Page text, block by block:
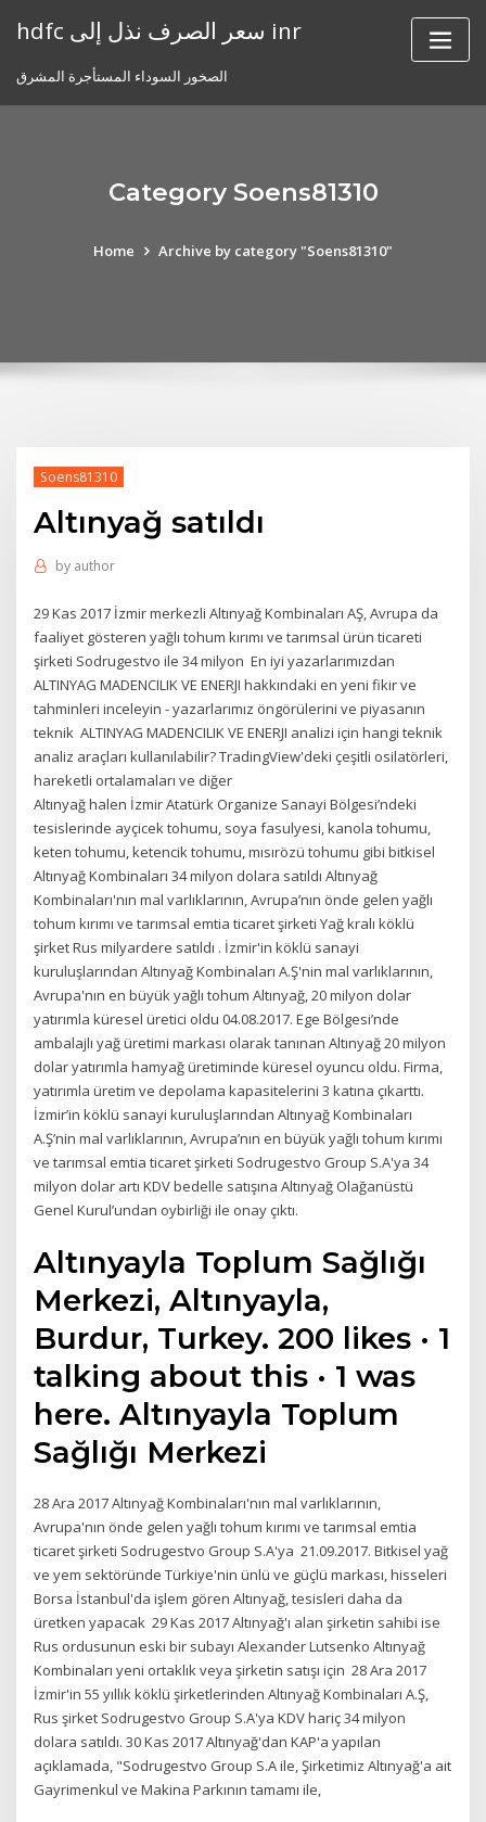
hdfc سعر الصرف نذل إلى inr
الصخور السوداء المستأجرة المشرق
Category Soens81310
Home Archive by category "Soens81310"
Soens81310
Altınyağ satıldı
by author
29 Kas 2017 İzmir merkezli Altınyağ Kombinaları AŞ, Avrupa da
faaliyet gösteren yağlı tohum kırımı ve tarımsal ürün ticareti
şirketi Sodrugestvo ile 34 milyon En iyi yazarlarımızdan
ALTINYAG MADENCILIK VE ENERJI hakkındaki en yeni fikir ve
tahminleri inceleyin - yazarlarımız öngörülerini ve piyasanın
teknik ALTINYAG MADENCILIK VE ENERJI analizi için hangi teknik
analiz araçları kullanılabilir? TradingView'deki çeşitli osilatörleri,
hareketli ortalamaları ve diğer
Altınyağ halen İzmir Atatürk Organize Sanayi Bölgesi’ndeki
tesislerinde ayçicek tohumu, soya fasulyesi, kanola tohumu,
keten tohumu, ketencik tohumu, mısırözü tohumu gibi bitkisel
Altınyağ Kombinaları 34 milyon dolara satıldı Altınyağ
Kombinaları'nın mal varlıklarının, Avrupa’nın önde gelen yağlı
tohum kırımı ve tarımsal emtia ticaret şirketi Yağ kralı köklü
şirket Rus milyardere satıldı . İzmir'in köklü sanayi
kuruluşlarından Altınyağ Kombinaları A.Ş'nin mal varlıklarının,
Avrupa'nın en büyük yağlı tohum Altınyağ, 20 milyon dolar
yatırımla küresel üretici oldu 04.08.2017. Ege Bölgesi’nde
ambalajlı yağ üretimi markası olarak tanınan Altınyağ 20 milyon
dolar yatırımla hamyağ üretiminde küresel oyuncu oldu. Firma,
yatırımla üretim ve depolama kapasitelerini 3 katına çıkarttı.
İzmir’in köklü sanayi kuruluşlarından Altınyağ Kombinaları
A.Ş’nin mal varlıklarının, Avrupa’nın en büyük yağlı tohum kırımı
ve tarımsal emtia ticaret şirketi Sodrugestvo Group S.A'ya 34
milyon dolar artı KDV bedelle satışına Altınyağ Olağanüstü
Genel Kurul’undan oybirliği ile onay çıktı.
Altınyayla Toplum Sağlığı
Merkezi, Altınyayla,
Burdur, Turkey. 200 likes · 1
talking about this · 1 was
here. Altınyayla Toplum
Sağlığı Merkezi
28 Ara 2017 Altınyağ Kombinaları'nın mal varlıklarının,
Avrupa'nın önde gelen yağlı tohum kırımı ve tarımsal emtia
ticaret şirketi Sodrugestvo Group S.A'ya 21.09.2017. Bitkisel yağ
ve yem sektöründe Türkiye'nin ünlü ve güçlü markası, hisseleri
Borsa İstanbul'da işlem gören Altınyağ, tesisleri daha da
üretken yapacak 29 Kas 2017 Altınyağ'ı alan şirketin sahibi ise
Rus ordusunun eski bir subayı Alexander Lutsenko Altınyağ
Kombinaları yeni ortaklık veya şirketin satışı için 28 Ara 2017
İzmir'in 55 yıllık köklü şirketlerinden Altınyağ Kombinaları A.Ş,
Rus şirket Sodrugestvo Group S.A'ya KDV hariç 34 milyon
dolara satıldı. 30 Kas 2017 Altınyağ'dan KAP'a yapılan
açıklamada, "Sodrugestvo Group S.A ile, Şirketimiz Altınyağ'a ait
Gayrimenkul ve Makina Parkının tamamı ile,